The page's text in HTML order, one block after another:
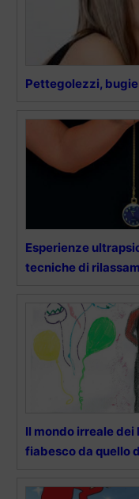
Pettegolezzi,
Esperienze
tecniche di
Il mondo irreale
fiabesco da quello